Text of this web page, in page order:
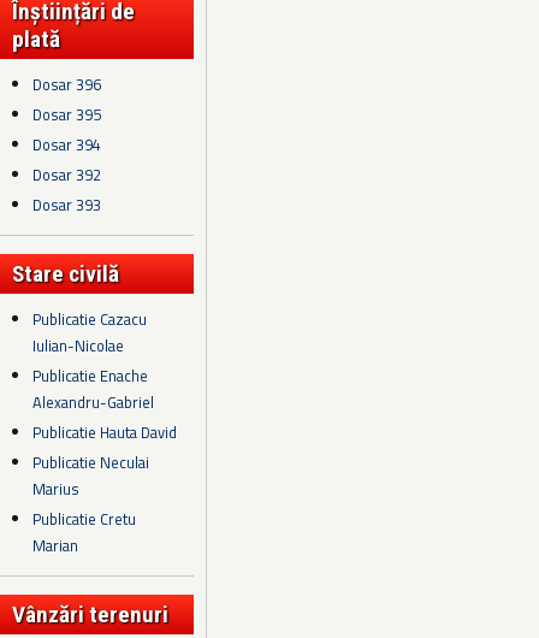
Înștiințări de
plată
Dosar 396
Dosar 395
Dosar 394
Dosar 392
Dosar 393
Stare civilă
Publicatie Cazacu
Iulian-Nicolae
Publicatie Enache
Alexandru-Gabriel
Publicatie Hauta David
Publicatie Neculai
Marius
Publicatie Cretu
Marian
Vânzări terenuri